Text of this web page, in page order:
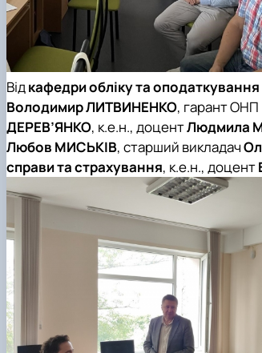
Відкафедри обліку та оподаткування
Володимир ЛИТВИНЕНКО, гарант ОНП
ДЕРЕВ’ЯНКО, к.е.н., доцентЛюдмила
Любов МИСЬКІВ, старший викладач
справи та страхування, к.е.н., доцент